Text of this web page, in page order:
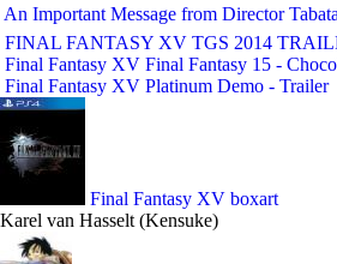
An Important Message from Director Tabata /
FINAL FANTASY XV TGS 2014
Final Fantasy XV Final Fantasy 15 -
Final Fantasy XV Platinum Demo - Trailer
Final Fantasy XV boxart
Karel van Hasselt (Kensuke)